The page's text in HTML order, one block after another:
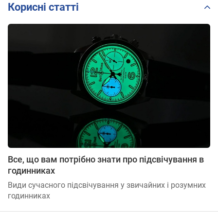
Корисні статті
Все, що вам потрібно знати про підсвічування в
годинниках
Види сучасного підсвічування у звичайних і розумних
годинниках